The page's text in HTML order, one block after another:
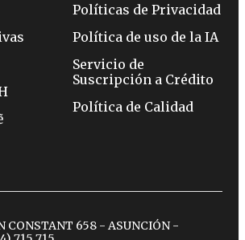
Políticas de Privacidad
Política de uso de la IA
Servicio de
Suscripción a Crédito
Política de Calidad
CONSTANT 658 - ASUNCIÓN -